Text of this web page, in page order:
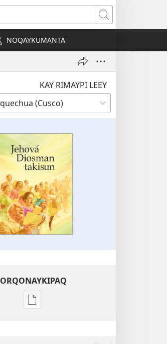
Buscar
NOQAYKUMANTA
KAY RIMAYPI LEEY
ORQONAYKIPAQ
Kaypi